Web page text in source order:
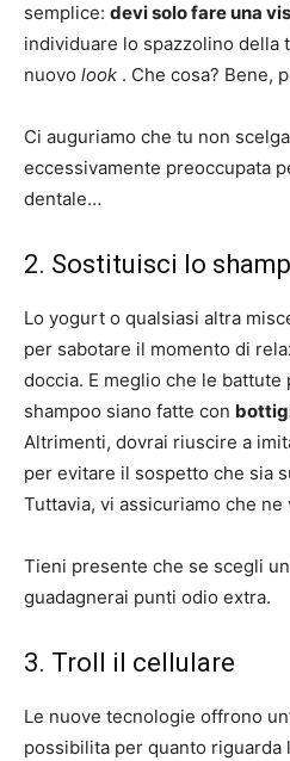
semplice: devi solo fare una
individuare lo spazzolino della
nuovo look . Che cosa? Bene,
Ci auguriamo che tu non
eccessivamente preoccupata
dentale…
2. Sostituisci lo
Lo yogurt o qualsiasi altra
per sabotare il momento di
doccia. E meglio che le
shampoo siano fatte con
Altrimenti, dovrai riuscire a
per evitare il sospetto che sia
Tuttavia, vi assicuriamo che ne
Tieni presente che se scegli
guadagnerai punti odio extra.
3. Troll il cellulare
Le nuove tecnologie offrono
possibilita per quanto riguarda